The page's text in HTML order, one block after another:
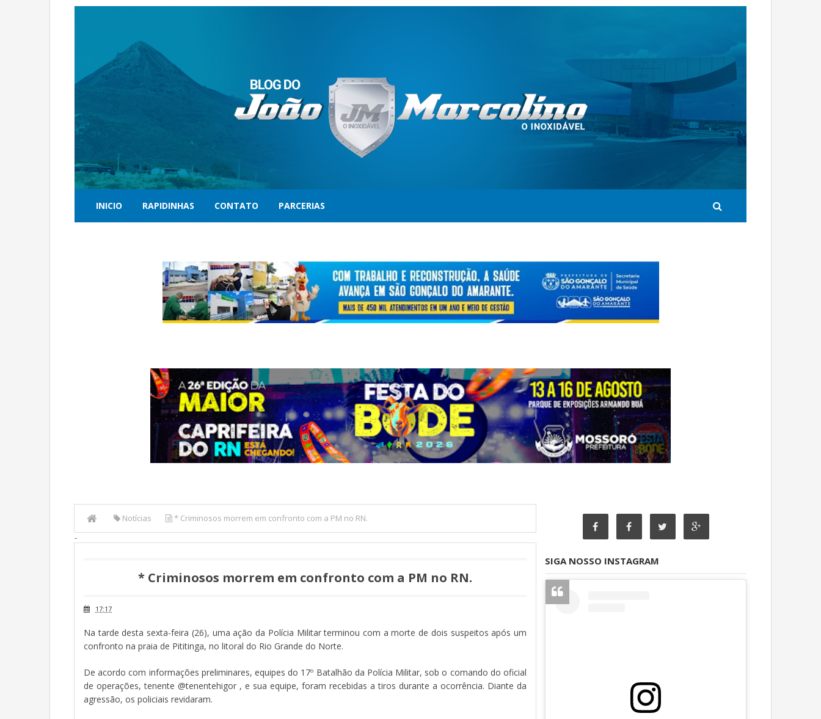
INICIO RAPIDINHAS CONTATO PARCERIAS
Notícias
* Criminosos morrem em confronto com a PM no RN.
-
* Criminosos morrem em confronto com a PM no RN.
17:17
Na tarde desta sexta-feira (26), uma ação da Polícia Militar terminou com a morte de dois suspeitos após um
confronto na praia de Pititinga, no litoral do Rio Grande do Norte.
De acordo com informações preliminares, equipes do 17º Batalhão da Polícia Militar, sob o comando do oficial
de operações, tenente @tenentehigor , e sua equipe, foram recebidas a tiros durante a ocorrência. Diante da
agressão, os policiais revidaram.
SIGA NOSSO INSTAGRAM